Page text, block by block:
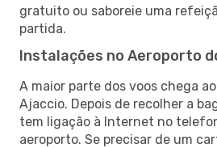
gratuito ou saboreie uma
partida.
Instalações no Aeroporto
A maior parte dos voos chega
Ajaccio. Depois de recolher a
tem ligação à Internet no
aeroporto. Se precisar de um